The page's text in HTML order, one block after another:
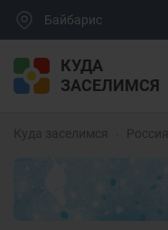
Байбарис
КУДА
ЗАСЕЛИМСЯ
Куда заселимся Россия